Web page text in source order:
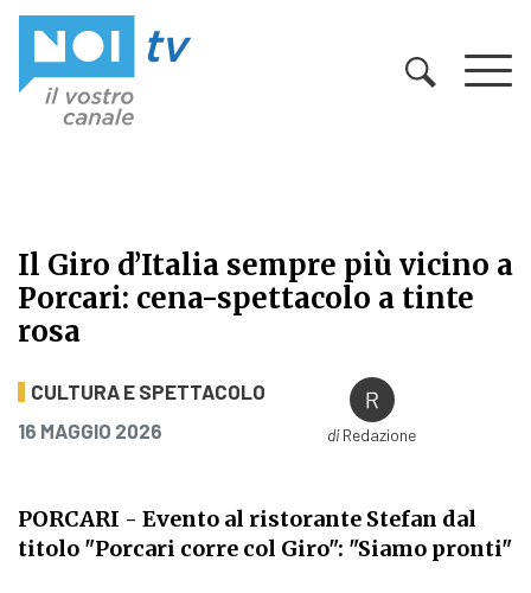
Il Giro d’Italia sempre più vicino a
Porcari: cena-spettacolo a tinte
rosa
Il Giro d’Italia sempre più vicino a
CULTURA E SPETTACOLO
PUBBLICATO IL
16 MAGGIO 2026 diRedazione
PORCARI - Evento al ristorante Stefan dal
titolo "Porcari corre col Giro": "Siamo pronti"